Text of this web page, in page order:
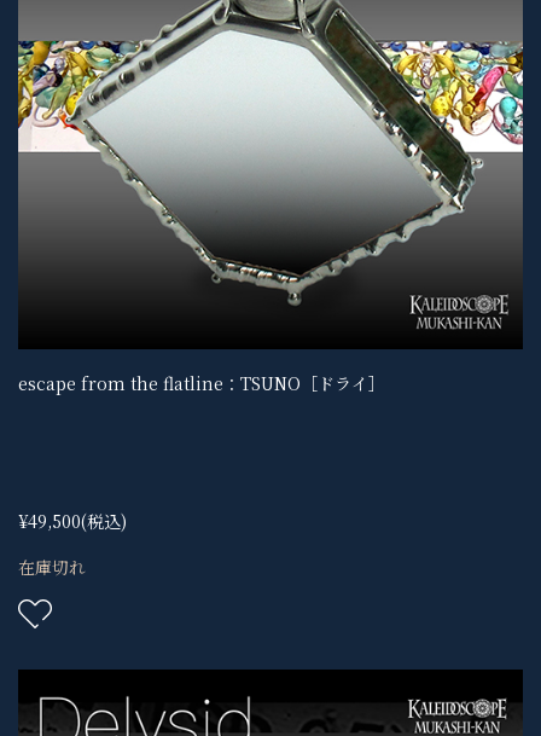
escape from the flatline：TSUNO［ドライ］
¥49,500(税込)
在庫切れ